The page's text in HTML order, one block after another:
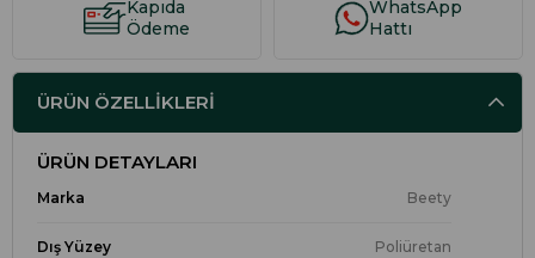
Kapıda
Ödeme
WhatsApp
Hattı
ÜRÜN ÖZELLIKLERI
ÜRÜN DETAYLARI
Marka Beety
Dış Yüzey Poliüretan